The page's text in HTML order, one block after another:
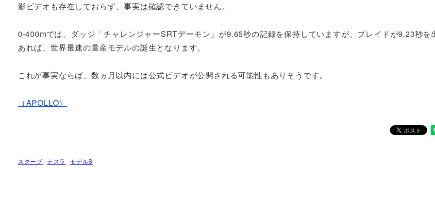
影ビデオも存在しておらず、事実は確認できていません。
0-400mでは、ダッジ「チャレンジャーSRTデーモン」が9.65秒の記録を保持していますが、プレイドが9.23秒を
あれば、世界最速の量産モデルの誕生となります。
これが事実ならば、数ヵ月以内には公式ビデオが公開される可能性もありそうです。
（APOLLO）
スクープ テスラ モデルS